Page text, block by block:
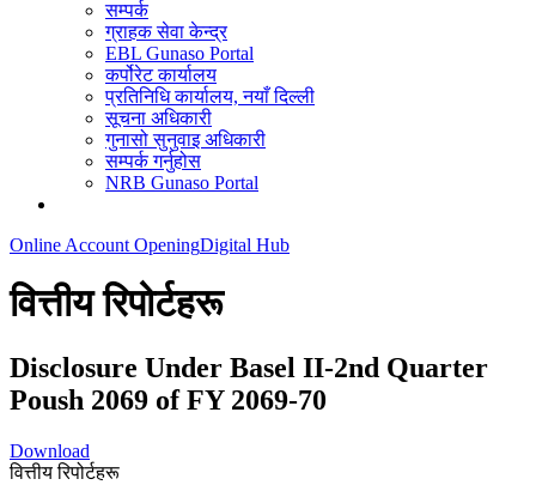
सम्पर्क
ग्राहक सेवा केन्द्र
EBL Gunaso Portal
कर्पोरेट कार्यालय
प्रतिनिधि कार्यालय, नयाँ दिल्ली
सूचना अधिकारी
गुनासो सुनुवाइ अधिकारी
सम्पर्क गर्नुहोस
NRB Gunaso Portal
Online Account OpeningDigital Hub
वित्तीय रिपोर्टहरू
Disclosure Under Basel II-2nd Quarter
Poush 2069 of FY 2069-70
Download
वित्तीय रिपोर्टहरू